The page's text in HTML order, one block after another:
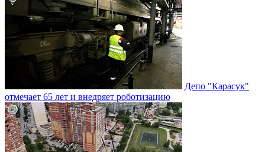
Депо "Карасук"
отмечает 65 лет и внедряет роботизацию